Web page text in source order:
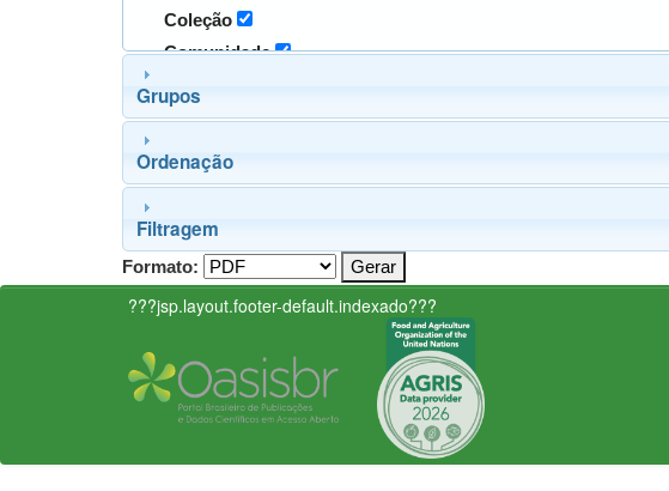
Coleção
Comunidade
Grupos
Ordenação
Filtragem
Formato:
???jsp.layout.footer-default.indexado???